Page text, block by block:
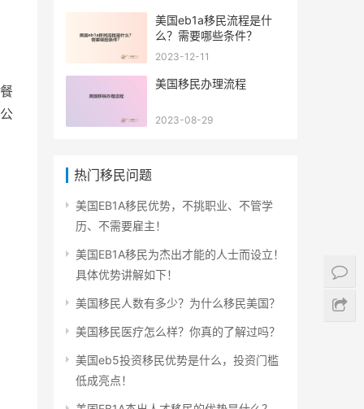
美国eb1a移民流程是什
么？需要哪些条件？
2023-12-11
美国移民办理流程
2023-08-29
热门移民问题
美国EB1A移民优势，不挑职业、不管学
历、不需要雇主！
美国EB1A移民为杰出才能的人士而设立！
具体优势讲解如下！
美国移民人数有多少？为什么移民美国？
美国移民医疗怎么样？你真的了解过吗？
美国eb5投资移民优势是什么，投资门槛
低成亮点！